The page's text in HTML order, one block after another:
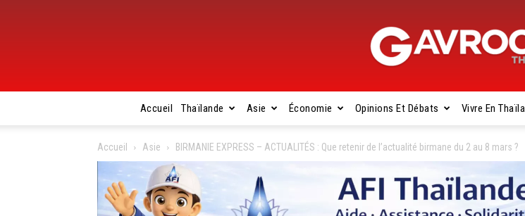
Gavroche
Thaïlande
Accueil Thaïlande Asie Économie Opinions Et Débats Vivre En
Accueil Asie BIRMANIE EXPRESS – ACTUALITÉS : Que retenir de l’actualité birmane du 2 au 8 mars ?